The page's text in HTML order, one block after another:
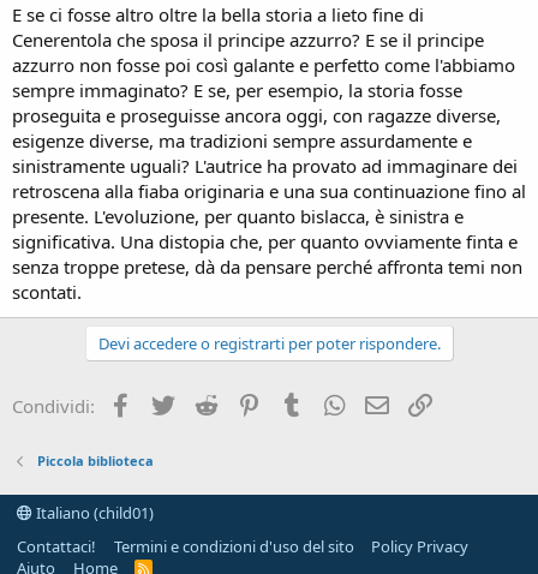
E se ci fosse altro oltre la bella storia a lieto fine di
Cenerentola che sposa il principe azzurro? E se il principe
azzurro non fosse poi così galante e perfetto come l'abbiamo
sempre immaginato? E se, per esempio, la storia fosse
proseguita e proseguisse ancora oggi, con ragazze diverse,
esigenze diverse, ma tradizioni sempre assurdamente e
sinistramente uguali? L'autrice ha provato ad immaginare dei
retroscena alla fiaba originaria e una sua continuazione fino al
presente. L'evoluzione, per quanto bislacca, è sinistra e
significativa. Una distopia che, per quanto ovviamente finta e
senza troppe pretese, dà da pensare perché affronta temi non
scontati.
Devi accedere o registrarti per poter rispondere.
Condividi: Facebook
Twitter Reddit PinterestTumblrWhatsApp
e-mail
Piccola biblioteca
Italiano (child01)
Contattaci!
Termini e condizioni d'uso del sito
Policy Privacy
Aiuto
Home R